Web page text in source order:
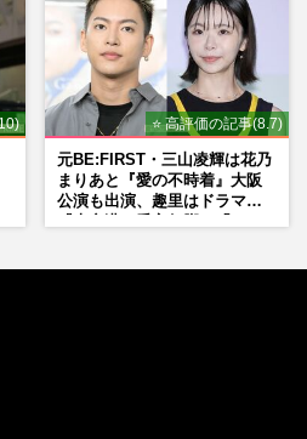
⭐ 高評価の記事(8.7)
元BE:FIRST・三山凌輝は花乃
まりあと『愛の不時着』大阪
公演も出演、趣里はドラマ